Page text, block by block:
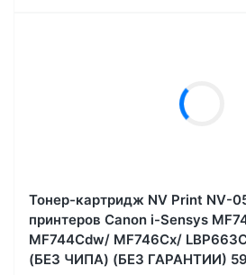
Тонер-картридж NV Print NV-
принтеров Canon i-Sensys
MF744Cdw/ MF746Cx/
(БЕЗ ЧИПА) (БЕЗ ГАРАНТИИ)